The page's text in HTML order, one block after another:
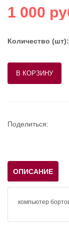
1 000
Количество (шт):
Поделиться:
ОПИСАНИЕ
компьютер